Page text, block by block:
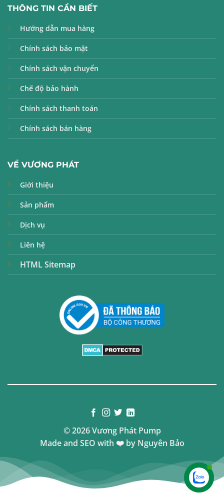
THÔNG TIN CẦN BIẾT
Hướng dẫn mua hàng
Chính sách bảo mật
Chính sách vận chuyển
Chế độ bảo hành
Chính sách thanh toán
Chính sách bán hàng
VỀ VƯƠNG PHÁT
Giới thiệu
Sản phẩm
Dịch vụ
Liên hệ
HTML Sitemap
© 2026 Vương Phát Pump
Made and SEO with ❤️ by Nguyên Bảo
Liên hệ